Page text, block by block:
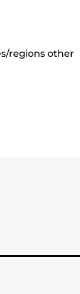
regions other